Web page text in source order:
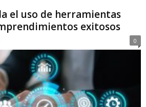
el uso de herramientas
exitosos
0